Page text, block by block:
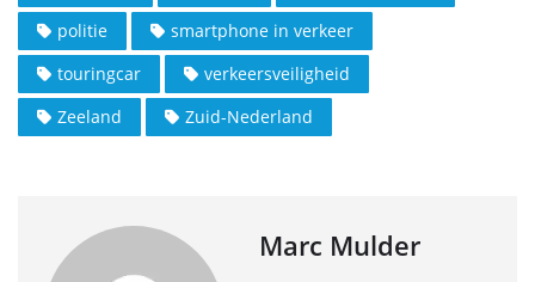
politie
smartphone in verkeer
touringcar
verkeersveiligheid
Zeeland
Zuid-Nederland
Marc Mulder